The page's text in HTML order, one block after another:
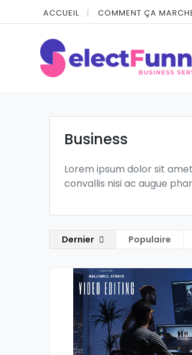
ACCUEIL COMMENT ÇA
Business
Lorem ipsum dolor sit
convallis nisi ac augue
Dernier Populaire